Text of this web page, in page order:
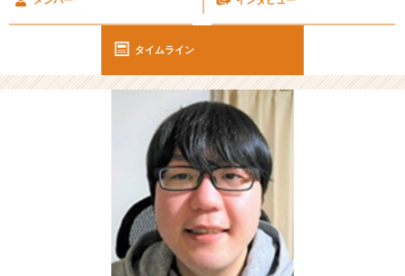
ン
ジ
ニ
社
員
の
9
1％
が
未
経
タイムライン